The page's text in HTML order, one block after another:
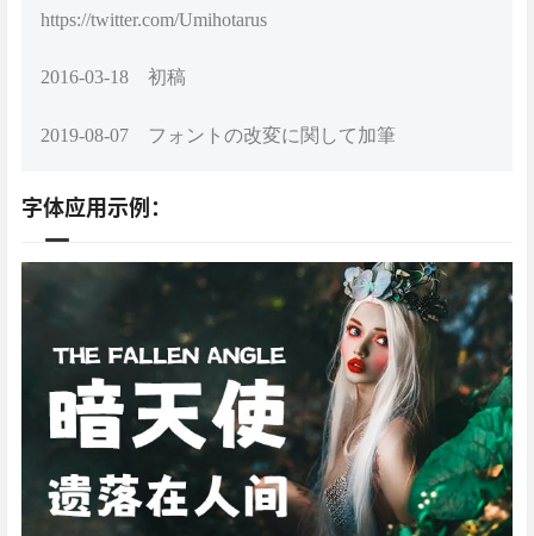
https://twitter.com/Umihotarus
2016-03-18 初稿
2019-08-07 フォントの改変に関して加筆
字体应用示例：